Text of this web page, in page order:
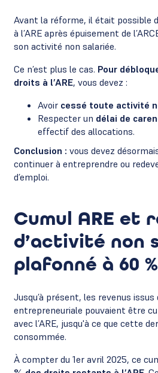
Avant la réforme, il était possible
à l’ARE après épuisement de
son activité non salariée.
Ce n’est plus le cas. Pour
droits à l’ARE, vous devez :
Avoir cessé toute activité
Respecter un délai de
effectif des allocations.
Conclusion : vous devez
continuer à entreprendre ou
d’emploi.
Cumul ARE et
d’activité non
plafonné à 60 %
Jusqu’à présent, les revenus issus
entrepreneuriale pouvaient être
avec l’ARE, jusqu'à ce que cette
consommée.
À compter du 1er avril 2025, ce